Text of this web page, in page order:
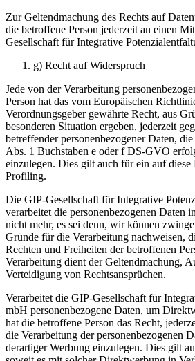
Zur Geltendmachung des Rechts auf
die betroffene Person jederzeit an einen
Gesellschaft für Integrative
g) Recht auf Widerspruch
Jede von der Verarbeitung
Person hat das vom Europäischen
Verordnungsgeber gewährte Recht, aus
besonderen Situation ergeben, jederzeit
betreffender personenbezogener Daten,
Abs. 1 Buchstaben e oder f DS-GVO
einzulegen. Dies gilt auch für ein auf diese
Profiling.
Die GIP-Gesellschaft für Integrative
verarbeitet die personenbezogenen Daten
nicht mehr, es sei denn, wir können
Gründe für die Verarbeitung nachweisen,
Rechten und Freiheiten der betroffenen
Verarbeitung dient der Geltendmachung,
Verteidigung von Rechtsansprüchen.
Verarbeitet die GIP-Gesellschaft für
mbH personenbezogene Daten, um
hat die betroffene Person das Recht,
die Verarbeitung der personenbezogenen
derartiger Werbung einzulegen. Dies gilt